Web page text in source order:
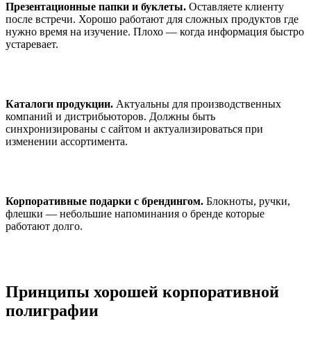
Презентационные папки и буклеты. Оставляете клиенту
после встречи. Хорошо работают для сложных продуктов где
нужно время на изучение. Плохо — когда информация быстро
устаревает.
Каталоги продукции. Актуальны для производственных
компаний и дистрибьюторов. Должны быть
синхронизированы с сайтом и актуализироваться при
изменении ассортимента.
Корпоративные подарки с брендингом. Блокноты, ручки,
флешки — небольшие напоминания о бренде которые
работают долго.
Принципы хорошей корпоративной
полиграфии